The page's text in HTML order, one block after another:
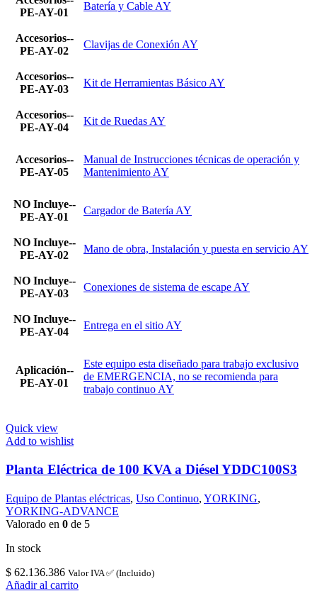
PE-AY-01
Batería y Cable AY
Accesorios--
PE-AY-02
Clavijas de Conexión AY
Accesorios--
PE-AY-03
Kit de Herramientas Básico AY
Accesorios--
PE-AY-04
Kit de Ruedas AY
Accesorios--
PE-AY-05
Manual de Instrucciones técnicas de operación y
Mantenimiento AY
NO Incluye--
PE-AY-01
Cargador de Batería AY
NO Incluye--
PE-AY-02
Mano de obra, Instalación y puesta en servicio AY
NO Incluye--
PE-AY-03
Conexiones de sistema de escape AY
NO Incluye--
PE-AY-04
Entrega en el sitio AY
Aplicación--
PE-AY-01
Este equipo esta diseñado para trabajo exclusivo
de EMERGENCIA, no se recomienda para
trabajo continuo AY
Quick view
Add to wishlist
Planta Eléctrica de 100 KVA a Diésel YDDC100S3
Equipo de Plantas eléctricas, Uso Continuo, YORKING,
YORKING-ADVANCE
Valorado en 0 de 5
In stock
$ 62.136.386 Valor IVA ✅ (Incluido)
Añadir al carrito